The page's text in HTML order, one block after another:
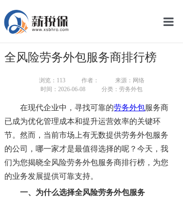
网
全风险劳务外包服务商排行榜
浏览： 113 作者：
来源：网络
时间：2026-06-08
分类：劳务外包
在现代企业中，寻找可靠的劳务外包服务商
已成为优化管理成本和提升运营效率的关键环
节。然而，当前市场上有无数提供劳务外包服务
的公司，哪一家才是最值得选择的呢？今天，我
们为您揭晓全风险劳务外包服务商排行榜，为您
的业务发展提供可靠支持。
一、 为什么选择全风险劳务外包服务